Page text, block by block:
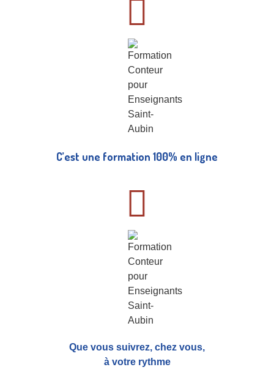
C’est une formation 100% en ligne
Que vous suivrez, chez vous,
à votre rythme